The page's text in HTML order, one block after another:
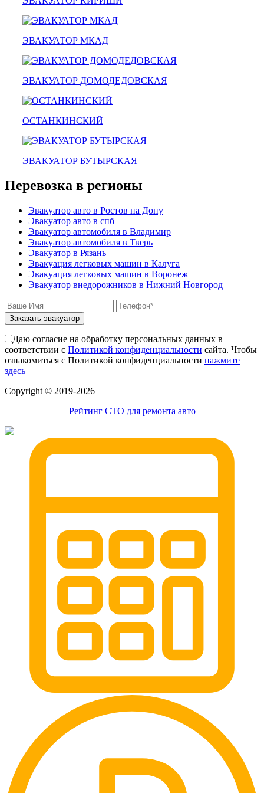
эвакуатор эвакуатор норильск - климовск
александров
домодедовская
зарайск
лесной городок
рублевское шоссе
красноармейск
выхино
ЭВАКУАТОР МКАД
ЭВАКУАТОР ДОМОДЕДОВСКАЯ
ОСТАНКИНСКИЙ
ЭВАКУАТОР БУТЫРСКАЯ
Перевозка в регионы
Эвакуатор авто в Ростов на Дону
Эвакуатор авто в спб
Эвакуатор автомобиля в Владимир
Эвакуатор автомобиля в Тверь
Эвакуатор в Рязань
Эвакуация легковых машин в Калуга
Эвакуация легковых машин в Воронеж
Эвакуатор внедорожников в Нижний Новгород
Заказать эвакуатор
Даю согласие на обработку персональных данных в
соответствии с Политикой конфиденциальности сайта. Чтобы
ознакомиться с Политикой конфиденциальности нажмите
здесь
Сopyright © 2019-2026
Рейтинг СТО для ремонта авто